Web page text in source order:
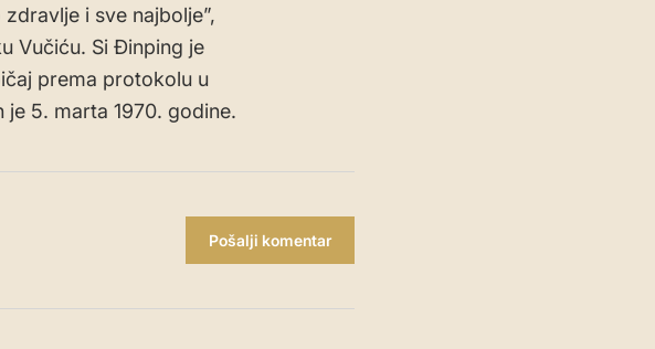
i sve najbolje”,
Vučiću. Si Đinping je
prema protokolu u
je 5. marta 1970. godine.
Pošalji komentar